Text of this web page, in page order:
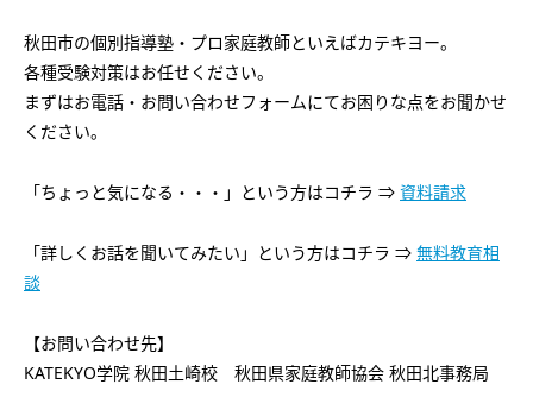
秋田市の個別指導塾・プロ家庭教師といえばカテキヨー。
各種受験対策はお任せください。
まずはお電話・お問い合わせフォームにてお困りな点をお聞かせ
ください。
「ちょっと気になる・・・」という方はコチラ ⇒ 資料請求
「詳しくお話を聞いてみたい」という方はコチラ ⇒ 無料教育相
談
【お問い合わせ先】
KATEKYO学院 秋田土崎校 秋田県家庭教師協会 秋田北事務局